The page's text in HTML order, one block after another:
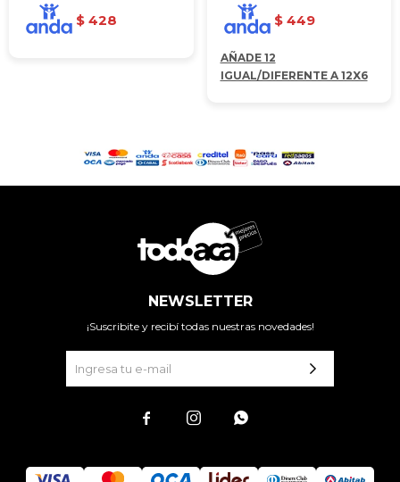
$ 428 $ 449
AÑADE 12
IGUAL/DIFERENTE A 12X6
NEWSLETTER
¡Suscribite y recibí todas nuestras novedades!
  